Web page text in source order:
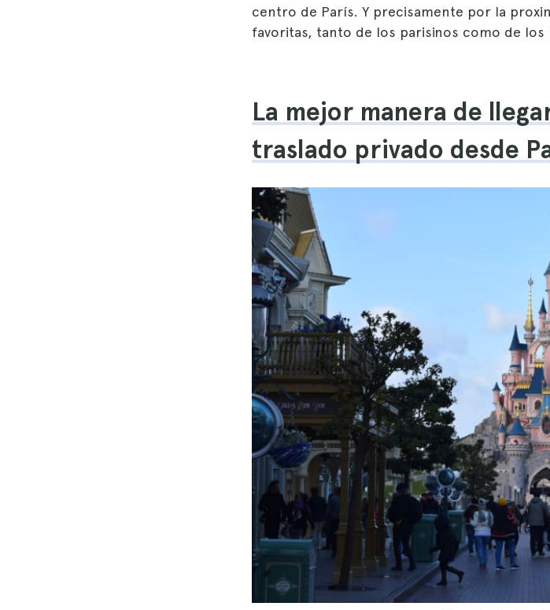
centro de París. Y precisamente por la
favoritas, tanto de los parisinos como de los
La mejor manera de
traslado privado desde